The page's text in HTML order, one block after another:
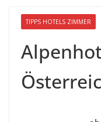
TIPPS HOTELS ZIMMER